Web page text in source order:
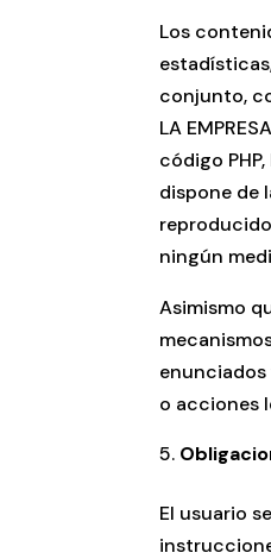
Los
conjunto,
LA
código
dispone de
ningún
Asimismo
enunciados
o acciones
El usuario